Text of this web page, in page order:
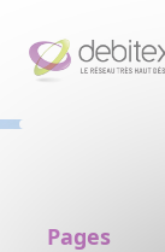
Pages